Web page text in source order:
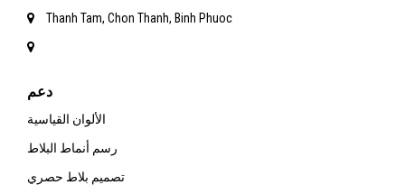
Thanh Tam, Chon Thanh, Binh Phuoc
دعم
الألوان القياسية
رسم أنماط البلاط
تصميم بلاط حصري